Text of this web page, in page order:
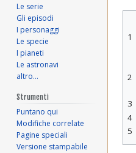
1
2
3
4
5
Le serie
Gli episodi
I personaggi
Le specie
I pianeti
Le astronavi
altro…
Strumenti
Puntano qui
Modifiche correlate
Pagine speciali
Versione stampabile